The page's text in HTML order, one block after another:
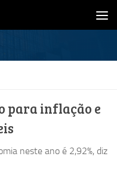
para inflação e
neste ano é 2,92%, diz